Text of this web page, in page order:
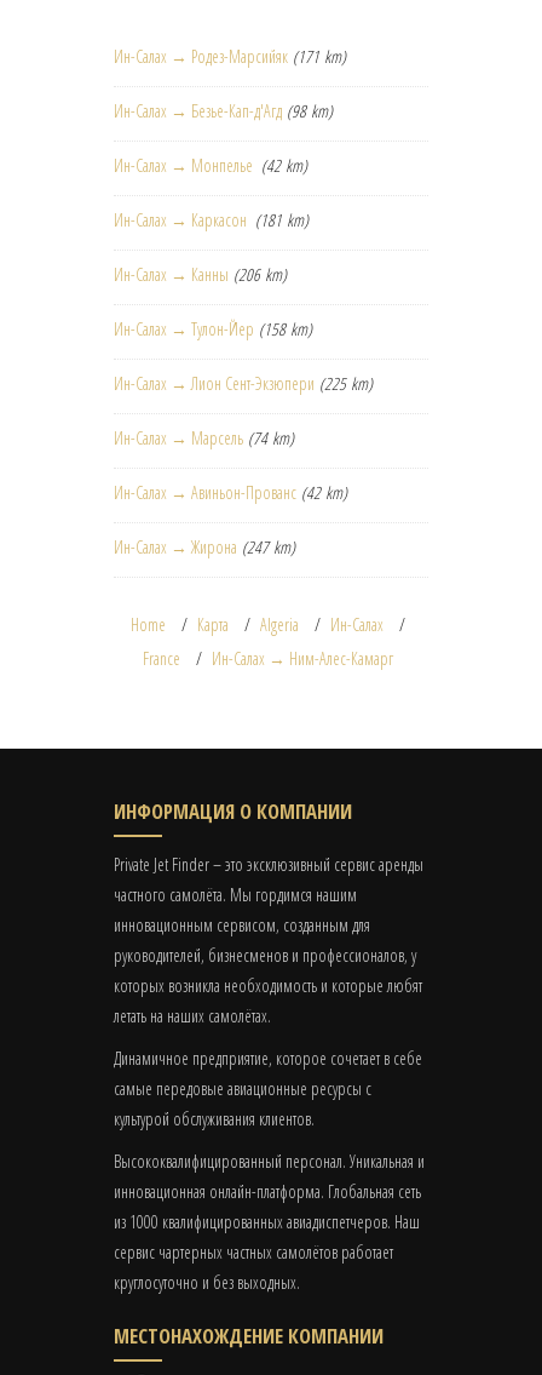
Ин-Салах → Родез-Марсийяк (171 km)
Ин-Салах → Безье-Кап-д'Агд (98 km)
Ин-Салах → Монпелье (42 km)
Ин-Салах → Каркасон (181 km)
Ин-Салах → Канны (206 km)
Ин-Салах → Тулон-Йер (158 km)
Ин-Салах → Лион Сент-Экзюпери (225 km)
Ин-Салах → Марсель (74 km)
Ин-Салах → Авиньон-Прованс (42 km)
Ин-Салах → Жирона (247 km)
Home Карта Algeria
Ин-Салах
France
Ин-Салах → Ним-Алес-Камарг
ИНФОРМАЦИЯ О КОМПАНИИ
Private Jet Finder – это эксклюзивный сервис аренды
частного самолёта. Мы гордимся нашим
инновационным сервисом, созданным для
руководителей, бизнесменов и профессионалов, у
которых возникла необходимость и которые любят
летать на наших самолётах.
Динамичное предприятие, которое сочетает в себе
самые передовые авиационные ресурсы с
культурой обслуживания клиентов.
Высококвалифицированный персонал. Уникальная и
инновационная онлайн-платформа. Глобальная сеть
из 1000 квалифицированных авиадиспетчеров. Наш
сервис чартерных частных самолётов работает
круглосуточно и без выходных.
МЕСТОНАХОЖДЕНИЕ КОМПАНИИ